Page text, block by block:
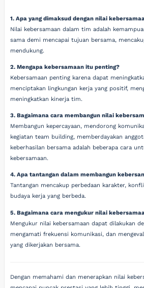
1. Apa yang dimaksud dengan nilai
Nilai kebersamaan dalam tim adalah
sama demi mencapai tujuan bersama,
mendukung.
2. Mengapa kebersamaan itu penting?
Kebersamaan penting karena dapat
menciptakan lingkungan kerja yang positif,
meningkatkan kinerja tim.
3. Bagaimana cara membangun nilai
Membangun kepercayaan, mendorong
kegiatan team building, memberdayakan
keberhasilan bersama adalah beberapa cara
kebersamaan.
4. Apa tantangan dalam membangun
Tantangan mencakup perbedaan karakter,
budaya kerja yang berbeda.
5. Bagaimana cara mengukur nilai
Mengukur nilai kebersamaan dapat dilakukan
mengamati frekuensi komunikasi, dan
yang dikerjakan bersama.
Dengan memahami dan menerapkan nilai